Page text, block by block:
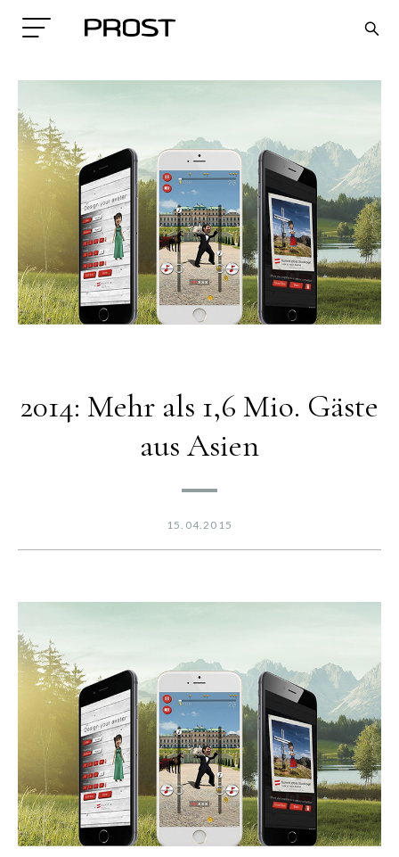
Search
2014: Mehr als 1,6 Mio. Gäste
aus Asien
15.04.2015